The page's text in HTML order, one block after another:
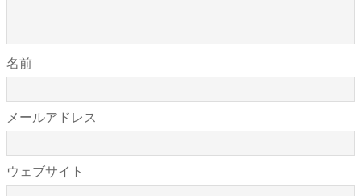
名前
メールアドレス
ウェブサイト